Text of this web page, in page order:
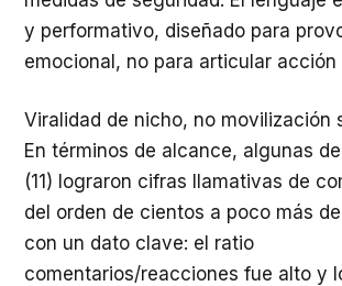
y performativo, diseñado para
emocional, no para articular
Viralidad de nicho, no movilización
En términos de alcance, algunas
(11) lograron cifras llamativas de
del orden de cientos a poco más
con un dato clave: el ratio
comentarios/reacciones fue alto y